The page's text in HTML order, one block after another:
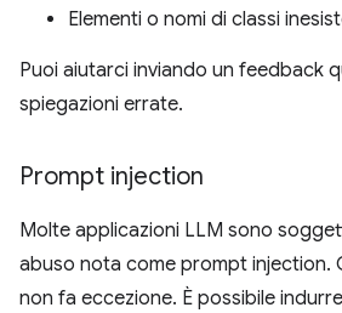
Elementi o nomi di classi
Puoi aiutarci inviando un feedback
spiegazioni errate.
Prompt injection
Molte applicazioni LLM sono
abuso nota come prompt injection.
non fa eccezione. È possibile